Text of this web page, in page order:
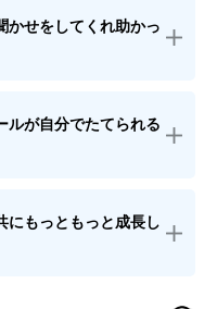
かせをしてくれ助かっ
ルが自分でたてられる
にもっともっと成長し